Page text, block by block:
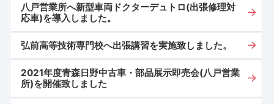
八戸営業所へ新型車両ドクターデュトロ(出張修理対
応車)を導入しました。
弘前高等技術専門校へ出張講習を実施致しました。
2021年度青森日野中古車・部品展示即売会(八戸営業
所)を開催致しました